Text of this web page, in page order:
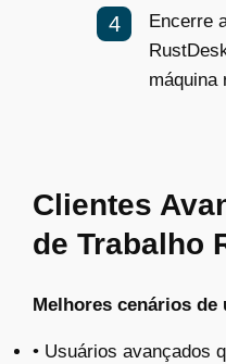
Encerre
máquina
Clientes
de Trabalho
Melhores cenários de
• Usuários avançados